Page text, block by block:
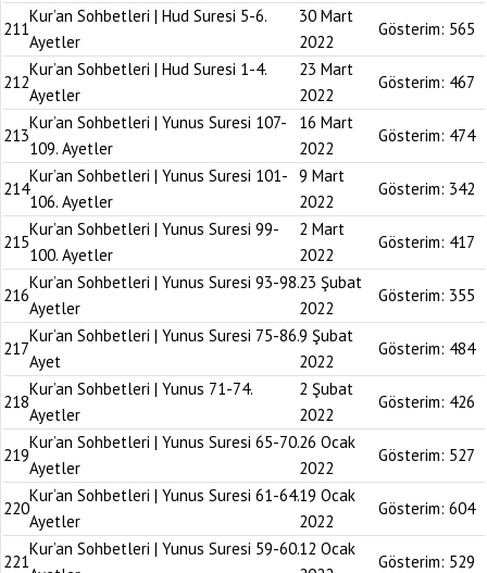
211
Kur’an Sohbetleri | Hud Suresi 5-6.
Ayetler
30 Mart
2022
Gösterim: 565
212
Kur’an Sohbetleri | Hud Suresi 1-4.
Ayetler
23 Mart
2022
Gösterim: 467
213
Kur’an Sohbetleri | Yunus Suresi 107-
109. Ayetler
16 Mart
2022
Gösterim: 474
214
Kur’an Sohbetleri | Yunus Suresi 101-
106. Ayetler
9 Mart
2022
Gösterim: 342
215
Kur’an Sohbetleri | Yunus Suresi 99-
100. Ayetler
2 Mart
2022
Gösterim: 417
216
Kur’an Sohbetleri | Yunus Suresi 93-98.
Ayetler
23 Şubat
2022
Gösterim: 355
217
Kur’an Sohbetleri | Yunus Suresi 75-86.
Ayet
9 Şubat
2022
Gösterim: 484
218
Kur’an Sohbetleri | Yunus 71-74.
Ayetler
2 Şubat
2022
Gösterim: 426
219
Kur’an Sohbetleri | Yunus Suresi 65-70.
Ayetler
26 Ocak
2022
Gösterim: 527
220
Kur’an Sohbetleri | Yunus Suresi 61-64.
Ayetler
19 Ocak
2022
Gösterim: 604
221
Kur’an Sohbetleri | Yunus Suresi 59-60.12 Ocak
Gösterim: 529